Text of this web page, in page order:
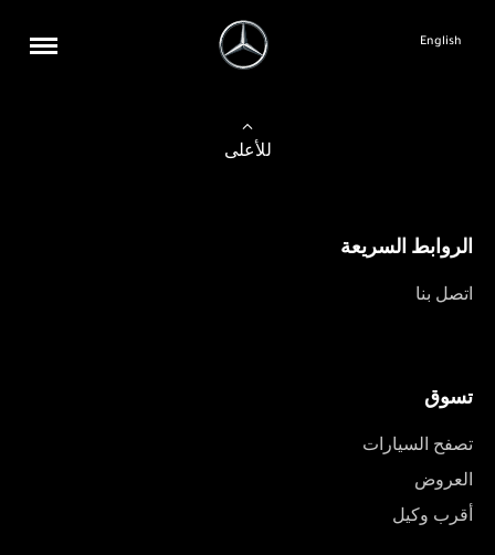
English
للأعلى
الروابط السريعة
اتصل بنا
تسوق
تصفح السيارات
العروض
أقرب وكيل